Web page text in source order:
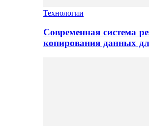
Технологии
Современная система
копирования данных